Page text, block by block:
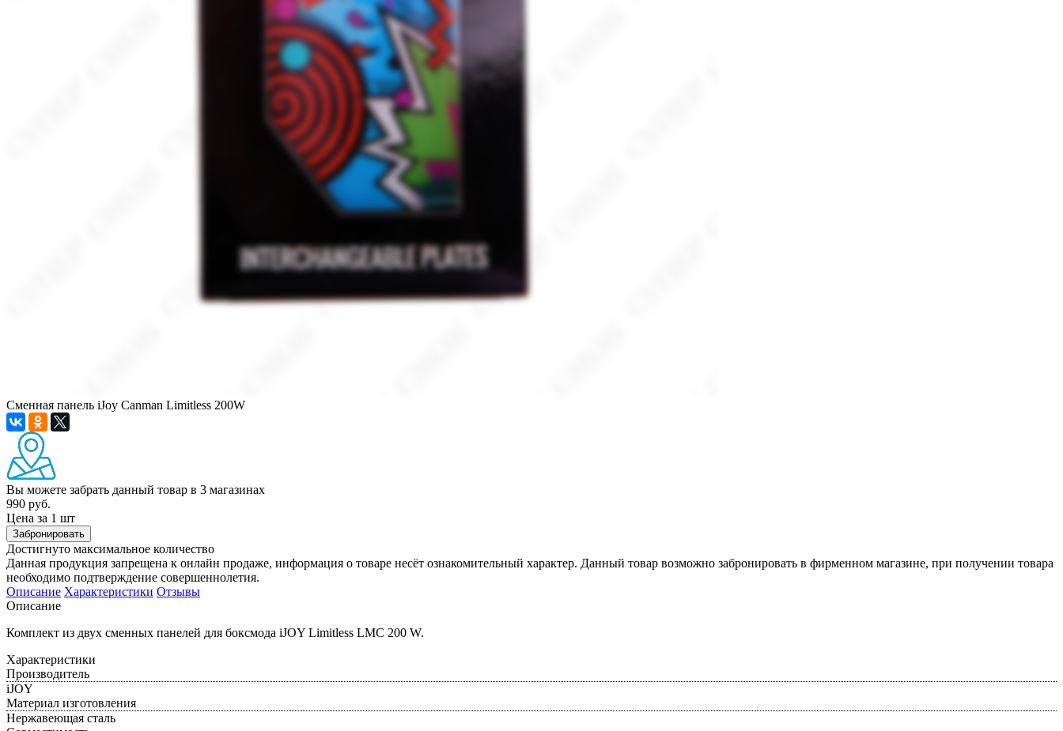
Сменная панель iJoy Canman Limitless 200W
Вы можете забрать данный товар в 3 магазинах
990 руб.
Цена за 1 шт
Забронировать
Достигнуто максимальное количество
Данная продукция запрещена к онлайн продаже, информация о товаре несёт ознакомительный характер. Данный товар возможно забронировать в фирменном магазине, при получении товара
необходимо подтверждение совершеннолетия.
Описание Характеристики Отзывы
Описание
Комплект из двух сменных панелей для боксмода iJOY Limitless LMC 200 W.
Характеристики
Производитель
iJOY
Материал изготовления
Нержавеющая сталь